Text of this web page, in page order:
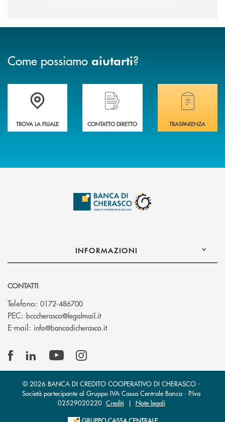
Come possiamo aiutarti?
Accedi all' elenco completo delle filiali .
TROVA LA FILIALE
Hai bisogno di assistenza immediata?
CONTATTO DIRETTO
Hai bisogno di
TRASPARENZA
INFORMAZIONI
CONTATTI
Telefono: 0172-486700
PEC: bcccherasco@legalmail.it(si apre l’app di posta elettronica)
E-mail: info@bancadicherasco.it(si apre l’app di posta elettronica)
© 2026 BANCA DI CREDITO COOPERATIVO DI CHERASCO -
Società partecipante al Gruppo IVA Cassa Centrale Banca · P.Iva
02529020220 Crediti| Note legali